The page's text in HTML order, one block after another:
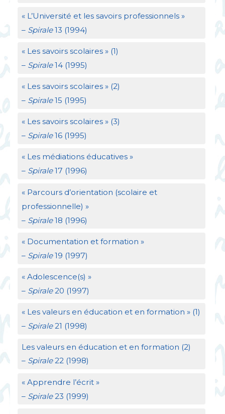
« L’Université et les savoirs professionnels »
– Spirale13 (1994)
« Les savoirs scolaires » (1)
– Spirale14 (1995)
« Les savoirs scolaires » (2)
– Spirale15 (1995)
« Les savoirs scolaires » (3)
– Spirale16 (1995)
« Les médiations éducatives »
– Spirale17 (1996)
« Parcours d’orientation (scolaire et
professionnelle) »
– Spirale18 (1996)
« Documentation et formation »
– Spirale19 (1997)
« Adolescence(s) »
– Spirale20 (1997)
« Les valeurs en éducation et en formation » (1)
– Spirale21 (1998)
Les valeurs en éducation et en formation (2)
–Spirale22 (1998)
« Apprendre l’écrit »
– Spirale23 (1999)